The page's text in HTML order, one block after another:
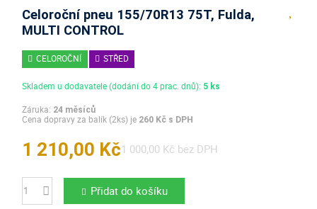
Celoroční pneu 155/70R13 75T, Fulda,
MULTI CONTROL
CELOROČNÍ STŘED
Skladem u dodavatele (dodání do 4 prac. dnů): 5 ks
Záruka: 24 měsíců
Cena dopravy za balík (2ks) je 260 Kč s DPH
1 210,00 Kč1 000,00 Kč bez DPH
Počet Přidat do košíku